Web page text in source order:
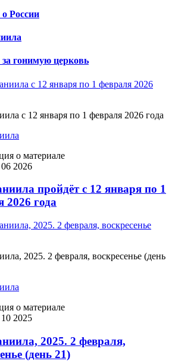
России
гонимую церковь
с 12 января по 1 февраля 2026 года
о материале
2026
пройдёт с 12 января по 1
2026 года
2025. 2 февраля, воскресенье (день
о материале
2025
2025. 2 февраля,
(день 21)